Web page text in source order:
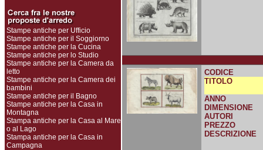
Stampe antiche per Ufficio
Stampe antiche per il Soggiorno
Stampe antiche per la Cucina
Stampe antiche per lo Studio
Stampe antiche per la Camera da
letto
Stampe antiche per la Camera dei
bambini
Stampe antiche per il Bagno
Stampe antiche per la Casa in
Montagna
Stampa antiche per la Casa al Mare
o al Lago
Stampa antiche per la Casa in
Campagna
CODICE
TITOLO
ANNO
DIMENSIONE
AUTORI
PREZZO
DESCRIZIONE